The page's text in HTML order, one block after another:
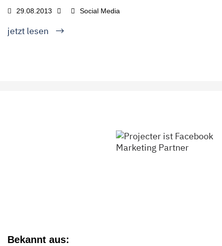
29.08.2013 Social Media
jetzt lesen
Bekannt aus: